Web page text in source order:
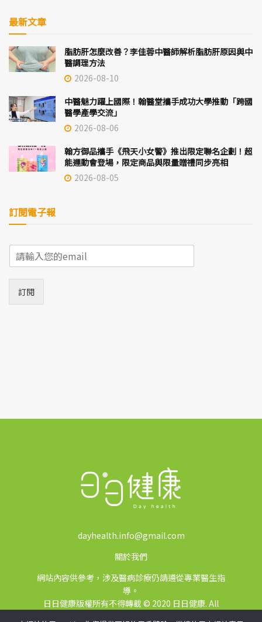
最新文章
脂肪肝怎麼改善？李佳蓉中醫師解析脂肪肝原因與中
醫調理方法
2026-08-10
中醫魅力躍上國際！翰醫堂攜手成功大學推動「跨國
醫學產學交流」
2026-08-06
翰方御品攜手《飛天小女警》推出限定聯名企劃！超
能運動會登場，限定商品與限量贈禮同步亮相
2026-08-05
訂閱電子報
m
*
訂閱
dayhealth.info@gmail.com
關於我們
網站內容供參考，涉及醫病診療仍請遵從專業醫生指
導。
日日健康版權所有不得轉載 © 2020 日日健康. All